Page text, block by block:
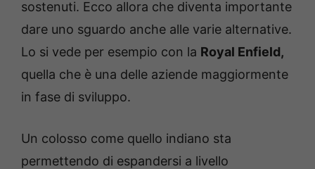
sostenuti. Ecco allora che diventa importante
dare uno sguardo anche alle varie alternative.
Lo si vede per esempio con la Royal Enfield,
quella che è una delle aziende maggiormente
in fase di sviluppo.
Un colosso come quello indiano sta
permettendo di espandersi a livello